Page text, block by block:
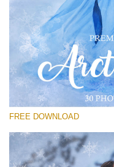
Free PNG Overlay
Small 800*533px
Artic Frost
(30 Overlays)
Sunlight Collection
FREE DOWNLOAD